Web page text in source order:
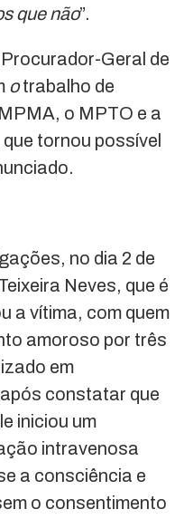
que não”.
Geral de
otrabalho de
o MPTO e a
tornou possível
no dia 2 de
Neves, que é
a vítima, com quem
amoroso por três
em
constatar que
iniciou um
intravenosa
a consciência e
o consentimento